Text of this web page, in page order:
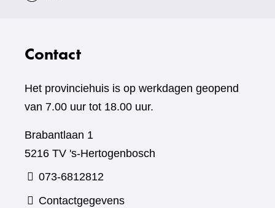
Contact
Het provinciehuis is op werkdagen geopend
van 7.00 uur tot 18.00 uur.
Brabantlaan 1
5216 TV 's-Hertogenbosch
073-6812812
Contactgegevens